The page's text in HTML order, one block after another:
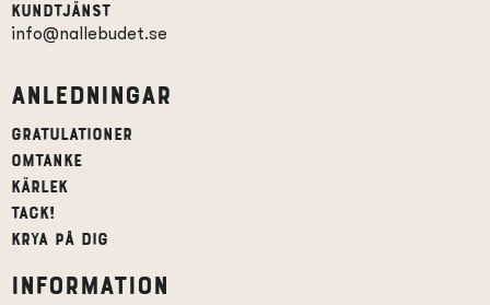
Kundtjänst
info@nallebudet.se
Anledningar
Gratulationer
Omtanke
Kärlek
Tack!
Krya på dig
Information